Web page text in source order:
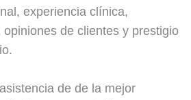
experiencia clínica,
de clientes y prestigio
de de la mejor